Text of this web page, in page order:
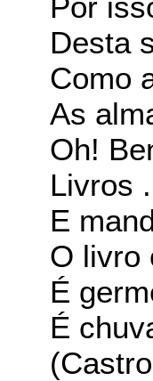
Desta
Como
As
Oh!
Livros
E
O livro
É
É